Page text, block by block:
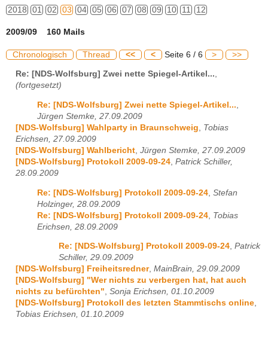
2018 01 02 03 04 05 06 07 08 09 10 11 12
2009/09 160 Mails
Chronologisch Thread << < Seite 6 / 6 > >>
Re: [NDS-Wolfsburg] Zwei nette Spiegel-Artikel...,
(fortgesetzt)
Re: [NDS-Wolfsburg] Zwei nette Spiegel-Artikel...
Jürgen Stemke, 27.09.2009
[NDS-Wolfsburg] Wahlparty in Braunschweig
Tobias
Erichsen, 27.09.2009
[NDS-Wolfsburg] Wahlbericht Jürgen Stemke, 27.09.2009
[NDS-Wolfsburg] Protokoll 2009-09-24 Patrick Schiller,
28.09.2009
Re: [NDS-Wolfsburg] Protokoll 2009-09-24 Stefan
Holzinger, 28.09.2009
Re: [NDS-Wolfsburg] Protokoll 2009-09-24 Tobias
Erichsen, 28.09.2009
Re: [NDS-Wolfsburg] Protokoll 2009-09-24, Patrick
Schiller, 29.09.2009
[NDS-Wolfsburg] Freiheitsredner, MainBrain, 29.09.2009
[NDS-Wolfsburg] "Wer nichts zu verbergen hat, hat auch
nichts zu befürchten", Sonja Erichsen, 01.10.2009
[NDS-Wolfsburg] Protokoll des letzten Stammtischs online,
Tobias Erichsen, 01.10.2009